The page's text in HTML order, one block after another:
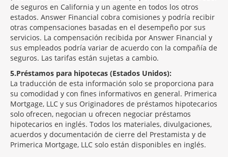
de seguros en California y un agente en todos los otros
estados. Answer Financial cobra comisiones y podría recibir
otras compensaciones basadas en el desempeño por sus
servicios. La compensación recibida por Answer Financial y
sus empleados podría variar de acuerdo con la compañía de
seguros. Las tarifas están sujetas a cambio.
5 Préstamos para hipotecas (Estados Unidos):
La traducción de esta información solo se proporciona para
su comodidad y con fines informativos en general. Primerica
Mortgage, LLC y sus Originadores de préstamos hipotecarios
solo ofrecen, negocian u ofrecen negociar préstamos
hipotecarios en inglés. Todos los materiales, divulgaciones,
acuerdos y documentación de cierre del Prestamista y de
Primerica Mortgage, LLC solo están disponibles en inglés.